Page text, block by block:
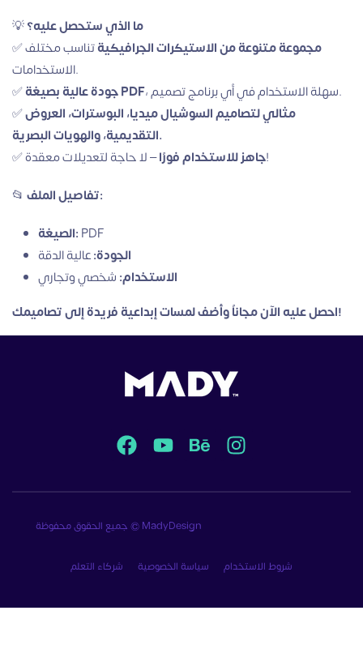
💡ما الذي ستحصل عليه؟
✅
مجموعة متنوعة من الاستيكرات الجرافيكيةتناسب مختلف
الاستخدامات.
✅
جودة عالية بصيغة PDF
، سهلة الاستخدام في أي برنامج تصميم.
✅مثالي لتصاميم السوشيال ميديا، البوسترات، العروض
التقديمية، والهويات البصرية.
✅
جاهز للاستخدام فورًا– لا حاجة لتعديلات معقدة!
📂
تفاصيل الملف:
الصيغة: PDF
الجودة:عالية الدقة
الاستخدام: شخصي وتجاري
احصل عليه الآن مجاناً وأضف لمسات إبداعية فريدة إلى تصاميمك!
جميع الحقوق محفوظة © MadyDesign
شروط الاستخدام سياسة الخصوصية شركاء التعلم